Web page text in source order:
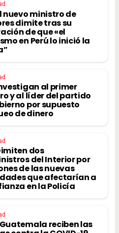
nuevo ministro de
dimite tras su
de que «el
en Perú lo inició la
al primer
y al líder del partido
por supuesto
de dinero
dos
del Interior por
de las nuevas
que afectarían a
en la Policía
Guatemala reciben las